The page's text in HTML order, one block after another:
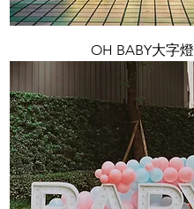
OH BABY大字燈